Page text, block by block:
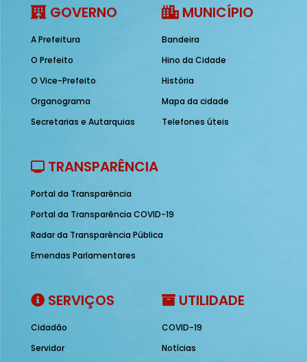
GOVERNO
A Prefeitura
O Prefeito
O Vice-Prefeito
Organograma
Secretarias e Autarquias
MUNICÍPIO
Bandeira
Hino da Cidade
História
Mapa da cidade
Telefones úteis
TRANSPARÊNCIA
Portal da Transparência
Portal da Transparência COVID-19
Radar da Transparência Pública
Emendas Parlamentares
SERVIÇOS
Cidadão
Servidor
UTILIDADE
COVID-19
Notícias